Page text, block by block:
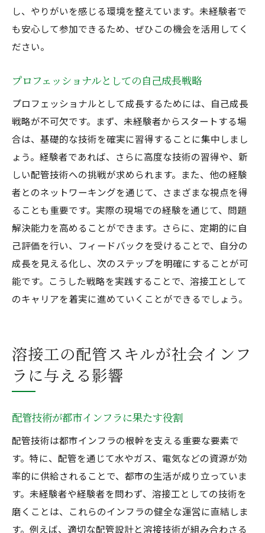
し、やりがいを感じる環境を整えています。未経験者で
も安心して参加できるため、ぜひこの機会を活用してく
ださい。
プロフェッショナルとしての自己成長戦略
プロフェッショナルとして成長するためには、自己成長
戦略が不可欠です。まず、未経験者からスタートする場
合は、基礎的な技術を確実に習得することに集中しまし
ょう。経験者であれば、さらに高度な技術の習得や、新
しい配管技術への挑戦が求められます。また、他の経験
者とのネットワーキングを通じて、さまざまな視点を得
ることも重要です。実際の現場での経験を通じて、問題
解決能力を高めることができます。さらに、定期的に自
己評価を行い、フィードバックを受けることで、自分の
成長を見える化し、次のステップを明確にすることが可
能です。こうした戦略を実践することで、溶接工として
のキャリアを着実に進めていくことができるでしょう。
溶接工の配管スキルが社会インフ
ラに与える影響
配管技術が都市インフラに果たす役割
配管技術は都市インフラの根幹を支える重要な要素で
す。特に、配管を通じて水やガス、電気などの資源が効
率的に供給されることで、都市の生活が成り立っていま
す。未経験者や経験者を問わず、溶接工としての技術を
磨くことは、これらのインフラの健全な運営に直結しま
す。例えば、適切な配管設計と溶接技術が組み合わさる